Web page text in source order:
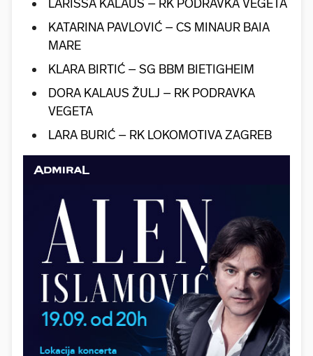
LARISSA KALAUS – RK PODRAVKA VEGETA
KATARINA PAVLOVIĆ – CS MINAUR BAIA
MARE
KLARA BIRTIĆ – SG BBM BIETIGHEIM
DORA KALAUS ŽULJ – RK PODRAVKA
VEGETA
LARA BURIĆ – RK LOKOMOTIVA ZAGREB